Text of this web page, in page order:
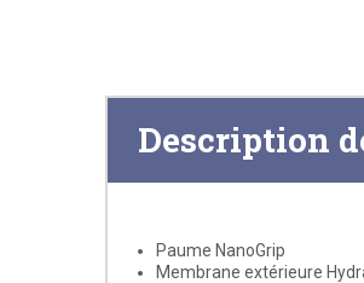
Description
Paume NanoGrip
Membrane extérieure